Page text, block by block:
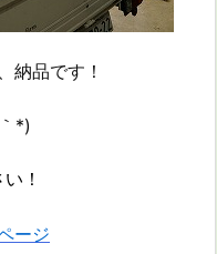
納品です！
*)
！
ージ